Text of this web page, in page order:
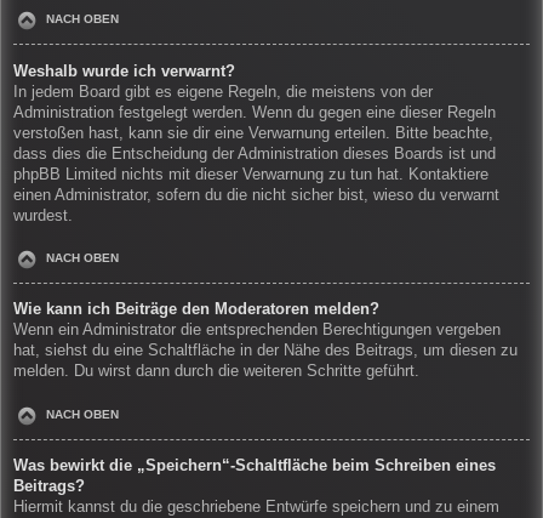
NACH OBEN
Weshalb wurde ich verwarnt?
In jedem Board gibt es eigene Regeln, die meistens von der
Administration festgelegt werden. Wenn du gegen eine dieser Regeln
verstoßen hast, kann sie dir eine Verwarnung erteilen. Bitte beachte,
dass dies die Entscheidung der Administration dieses Boards ist und
phpBB Limited nichts mit dieser Verwarnung zu tun hat. Kontaktiere
einen Administrator, sofern du die nicht sicher bist, wieso du verwarnt
wurdest.
NACH OBEN
Wie kann ich Beiträge den Moderatoren melden?
Wenn ein Administrator die entsprechenden Berechtigungen vergeben
hat, siehst du eine Schaltfläche in der Nähe des Beitrags, um diesen zu
melden. Du wirst dann durch die weiteren Schritte geführt.
NACH OBEN
Was bewirkt die „Speichern“-Schaltfläche beim Schreiben eines
Beitrags?
Hiermit kannst du die geschriebene Entwürfe speichern und zu einem